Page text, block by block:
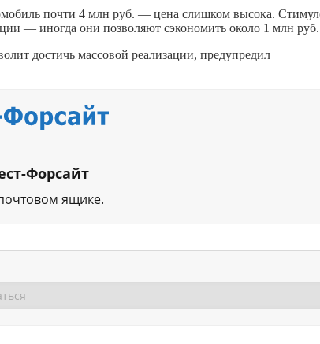
почти 4 млн руб. — цена слишком высока.
— иногда они позволяют сэкономить около 1 млн руб.
достичь массовой реализации, предупредил
Форсайт
ящике.